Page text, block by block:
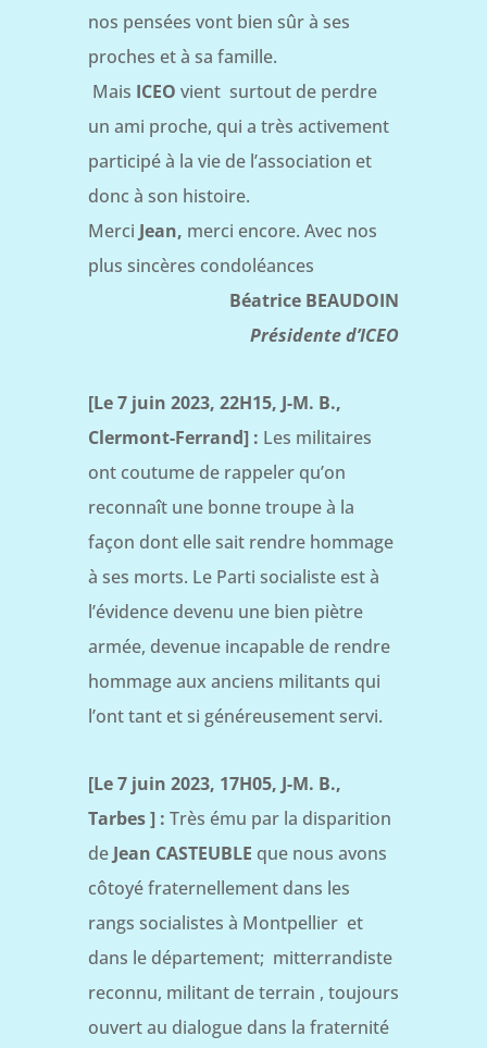
nos pensées vont bien sûr à ses
proches et à sa famille.
Mais ICEO vient surtout de perdre
un ami proche, qui a très activement
participé à la vie de l’association et
donc à son histoire.
Merci Jean, merci encore. Avec nos
plus sincères condoléances
Béatrice BEAUDOIN
Présidente d’ICEO
[Le 7 juin 2023, 22H15, J-M. B.,
Clermont-Ferrand] : Les militaires
ont coutume de rappeler qu’on
reconnaît une bonne troupe à la
façon dont elle sait rendre hommage
à ses morts. Le Parti socialiste est à
l’évidence devenu une bien piètre
armée, devenue incapable de rendre
hommage aux anciens militants qui
l’ont tant et si généreusement servi.
[Le 7 juin 2023, 17H05, J-M. B.,
Tarbes ] : Très ému par la disparition
de Jean CASTEUBLE que nous avons
côtoyé fraternellement dans les
rangs socialistes à Montpellier et
dans le département; mitterrandiste
reconnu, militant de terrain , toujours
ouvert au dialogue dans la fraternité